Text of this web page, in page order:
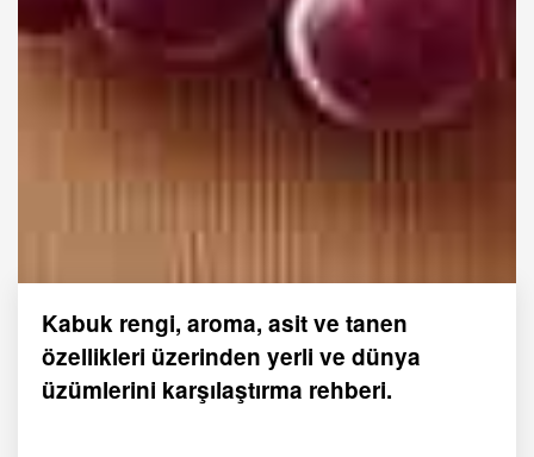
Kabuk rengi, aroma, asit ve tanen
özellikleri üzerinden yerli ve dünya
üzümlerini karşılaştırma rehberi.